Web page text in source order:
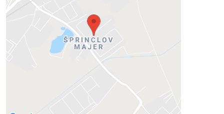
Prajete si načítať externý obsah?
Povoliť tentokrát
Povoliť a zapamätať - súhlas s druhom
cookie: Funkčné
Otvoriť obsah v novom okne